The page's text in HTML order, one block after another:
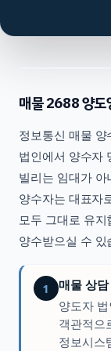
매물2688양도
정보통신 매물 양
법인에서 양수자
빌리는 임대가
양수자는 대표자
모두 그대로 유
양수받으실 수 있
1
매물 상
양도자 법
객관적으
정보시스